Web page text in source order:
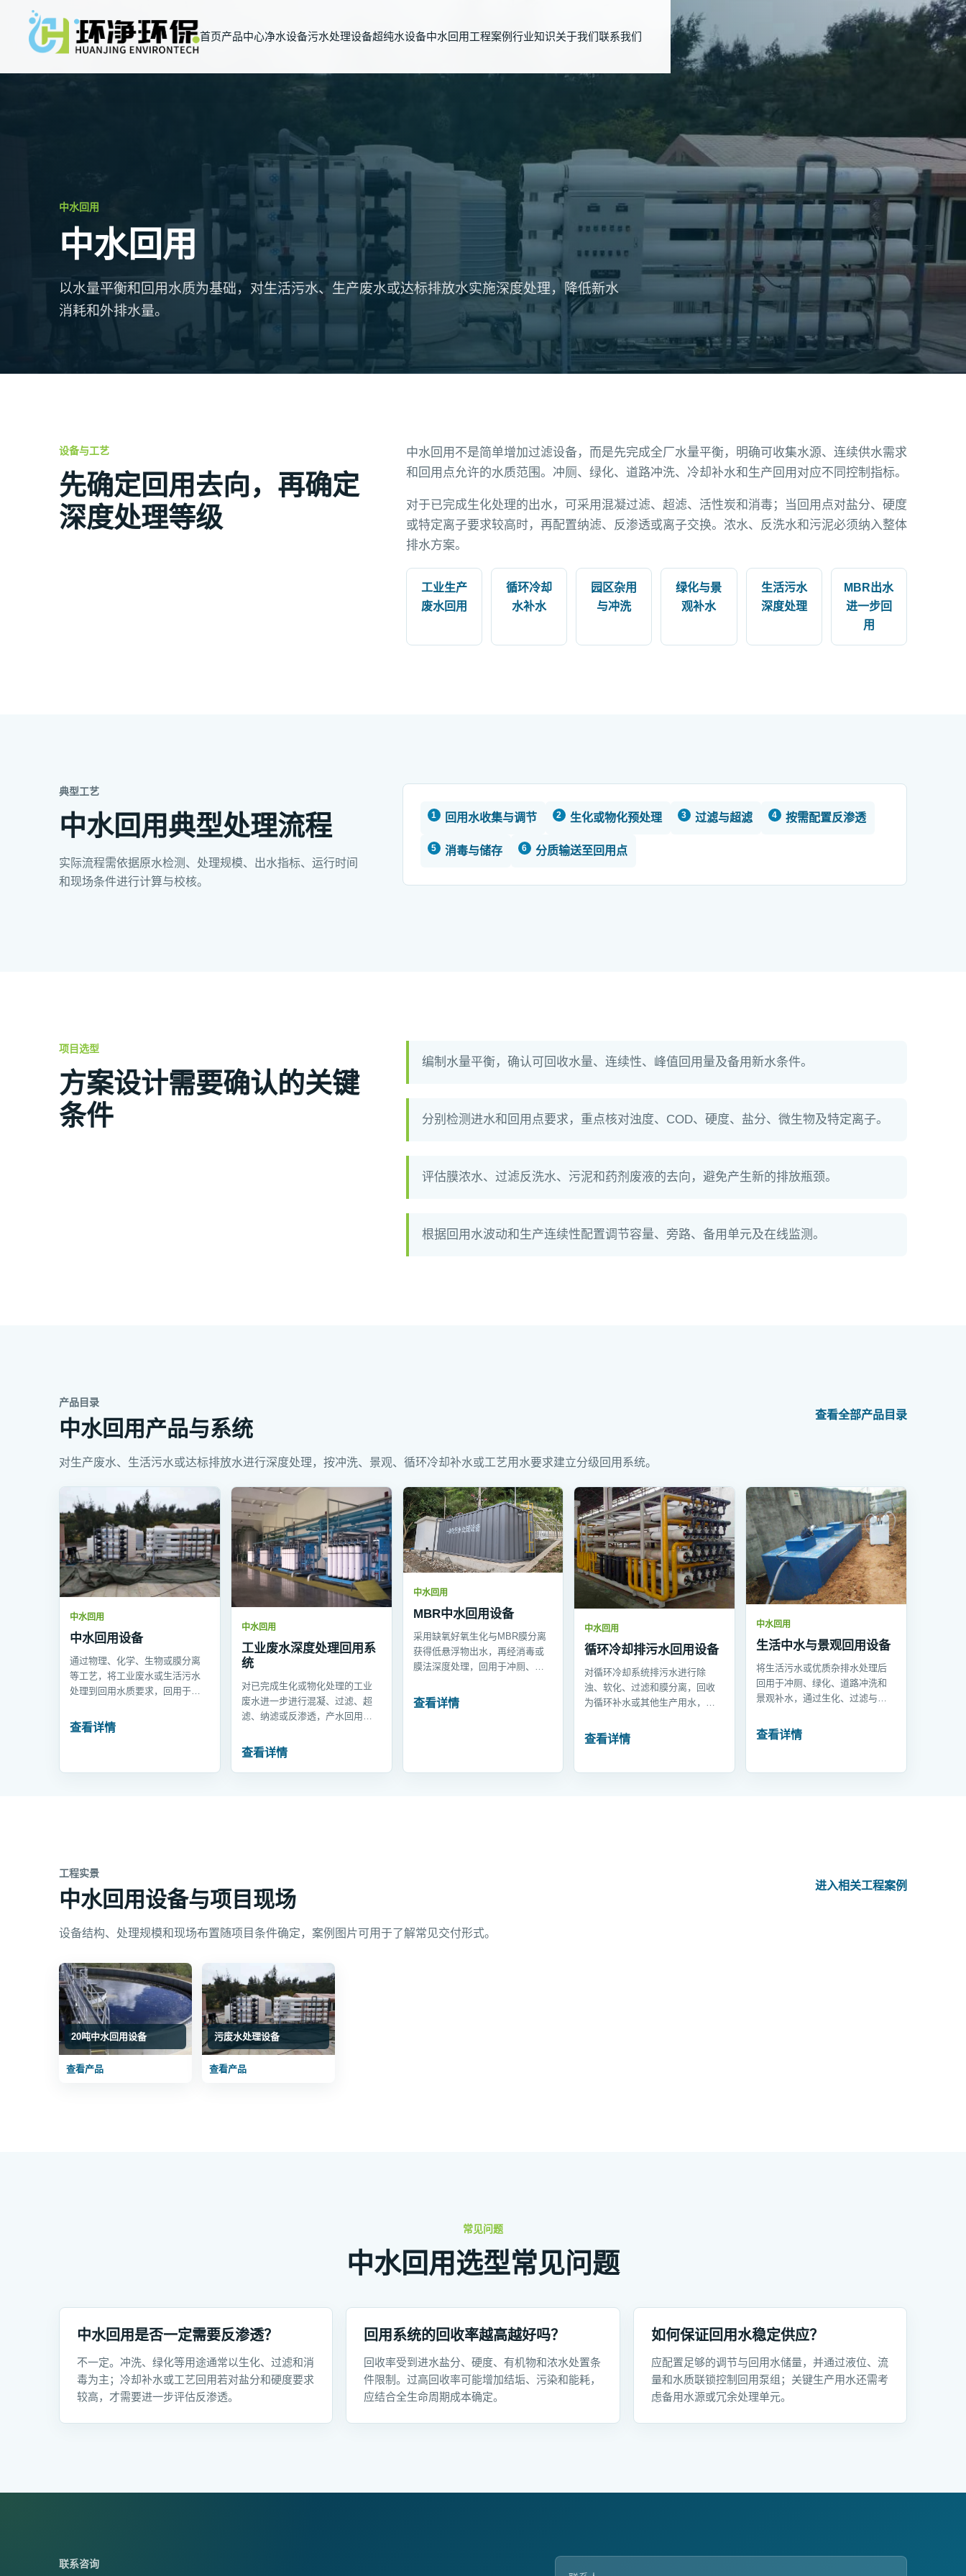
首页产品中心净水设备污水处理设备超纯水设备中水回用工程案例行业知识关于我们联系我们
中水回用
中水回用
以水量平衡和回用水质为基础，对生活污水、生产废水或达标排放水实施深度处理，降低新水
消耗和外排水量。
设备与工艺
先确定回用去向，再确定
深度处理等级
中水回用不是简单增加过滤设备，而是先完成全厂水量平衡，明确可收集水源、连续供水需求
和回用点允许的水质范围。冲厕、绿化、道路冲洗、冷却补水和生产回用对应不同控制指标。
对于已完成生化处理的出水，可采用混凝过滤、超滤、活性炭和消毒；当回用点对盐分、硬度
或特定离子要求较高时，再配置纳滤、反渗透或离子交换。浓水、反洗水和污泥必须纳入整体
排水方案。
工业生产
废水回用
循环冷却
水补水
园区杂用
与冲洗
绿化与景
观补水
生活污水
深度处理
MBR出水
进一步回
用
典型工艺
中水回用典型处理流程
实际流程需依据原水检测、处理规模、出水指标、运行时间
和现场条件进行计算与校核。
回用水收集与调节 生化或物化预处理 过滤与超滤 按需配置反渗透
消毒与储存 分质输送至回用点
项目选型
方案设计需要确认的关键
条件
编制水量平衡，确认可回收水量、连续性、峰值回用量及备用新水条件。
分别检测进水和回用点要求，重点核对浊度、COD、硬度、盐分、微生物及特定离子。
评估膜浓水、过滤反洗水、污泥和药剂废液的去向，避免产生新的排放瓶颈。
根据回用水波动和生产连续性配置调节容量、旁路、备用单元及在线监测。
产品目录
中水回用产品与系统
对生产废水、生活污水或达标排放水进行深度处理，按冲洗、景观、循环冷却补水或工艺用水要求建立分级回用系统。
查看全部产品目录
中水回用
中水回用设备
通过物理、化学、生物或膜分离
等工艺，将工业废水或生活污水
处理到回用水质要求，回用于工
水。
查看详情
中水回用
工业废水深度处理回用系
统
对已完成生化或物化处理的工业
废水进一步进行混凝、过滤、超
滤、纳滤或反渗透，产水回用于
节。
查看详情
中水回用
MBR中水回用设备
采用缺氧好氧生化与MBR膜分离
获得低悬浮物出水，再经消毒或
膜法深度处理，回用于冲厕、绿
水。
查看详情
中水回用
循环冷却排污水回用设备
对循环冷却系统排污水进行除
浊、软化、过滤和膜分离，回收
为循环补水或其他生产用水，减
查看详情
中水回用
生活中水与景观回用设备
将生活污水或优质杂排水处理后
回用于冲厕、绿化、道路冲洗和
景观补水，通过生化、过滤与消
查看详情
工程实景
中水回用设备与项目现场
设备结构、处理规模和现场布置随项目条件确定，案例图片可用于了解常见交付形式。
进入相关工程案例
20吨中水回用设备
查看产品
污废水处理设备
查看产品
常见问题
中水回用选型常见问题
中水回用是否一定需要反渗透？
不一定。冲洗、绿化等用途通常以生化、过滤和消
毒为主；冷却补水或工艺回用若对盐分和硬度要求
较高，才需要进一步评估反渗透。
回用系统的回收率越高越好吗？
回收率受到进水盐分、硬度、有机物和浓水处置条
件限制。过高回收率可能增加结垢、污染和能耗，
应结合全生命周期成本确定。
如何保证回用水稳定供应？
应配置足够的调节与回用水储量，并通过液位、流
量和水质联锁控制回用泵组；关键生产用水还需考
虑备用水源或冗余处理单元。
联系咨询